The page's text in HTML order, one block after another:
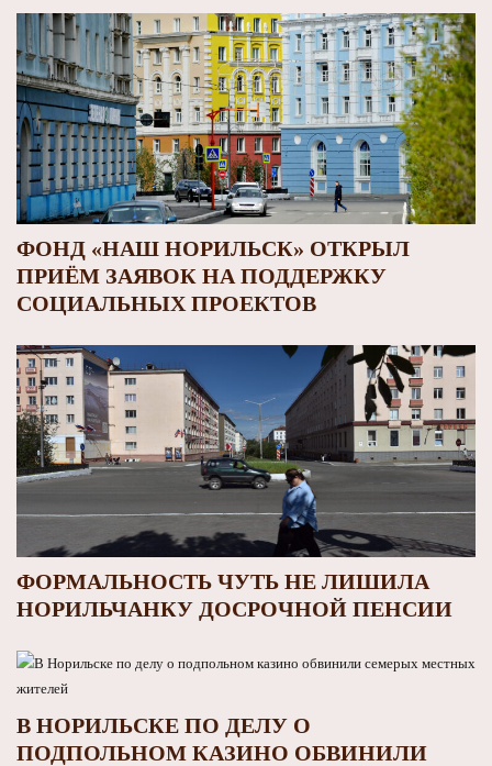
ФОНД «НАШ НОРИЛЬСК» ОТКРЫЛ
ПРИЁМ ЗАЯВОК НА ПОДДЕРЖКУ
СОЦИАЛЬНЫХ ПРОЕКТОВ
ФОРМАЛЬНОСТЬ ЧУТЬ НЕ ЛИШИЛА
НОРИЛЬЧАНКУ ДОСРОЧНОЙ ПЕНСИИ
В НОРИЛЬСКЕ ПО ДЕЛУ О
ПОДПОЛЬНОМ КАЗИНО ОБВИНИЛИ